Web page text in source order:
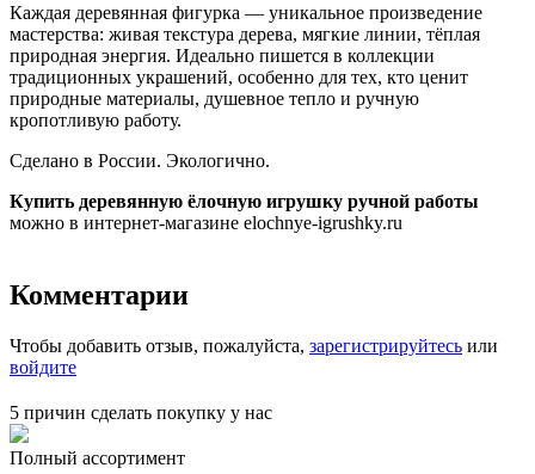
Каждая деревянная фигурка — уникальное произведение
мастерства: живая текстура дерева, мягкие линии, тёплая
природная энергия. Идеально пишется в коллекции
традиционных украшений, особенно для тех, кто ценит
природные материалы, душевное тепло и ручную
кропотливую работу.
Сделано в России. Экологично.
Купить деревянную ёлочную игрушку ручной работы
можно в интернет-магазине elochnye-igrushky.ru
Комментарии
Чтобы добавить отзыв, пожалуйста, зарегистрируйтесь или
войдите
5 причин сделать покупку у нас
Полный ассортимент